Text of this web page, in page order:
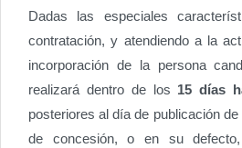
Dadas las especiales
contratación, y atendiendo a la
incorporación de la persona
realizará dentro de los 15 días
posteriores al día de publicación
de concesión, o en su